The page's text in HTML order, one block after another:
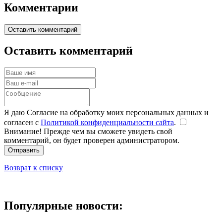
Комментарии
Оставить комментарий
Оставить комментарий
Я даю Согласие на обработку моих персональных данных и
согласен с Политикой конфиденциальности сайта.
Внимание! Прежде чем вы сможете увидеть свой
комментарий, он будет проверен администратором.
Отправить
Возврат к списку
Популярные новости: